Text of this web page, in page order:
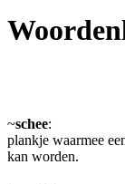
~schee:
plankje waarmee
kan worden.